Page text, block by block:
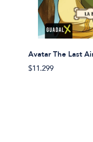
Avatar The Last
$11.299